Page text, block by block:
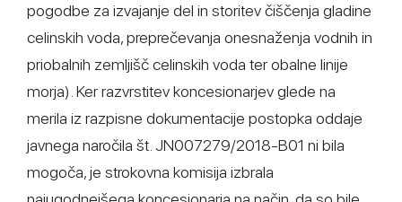
pogodbe za izvajanje del in storitev čiščenja gladine
celinskih voda, preprečevanja onesnaženja vodnih in
priobalnih zemljišč celinskih voda ter obalne linije
morja). Ker razvrstitev koncesionarjev glede na
merila iz razpisne dokumentacije postopka oddaje
javnega naročila št. JN007279/2018-B01 ni bila
mogoča, je strokovna komisija izbrala